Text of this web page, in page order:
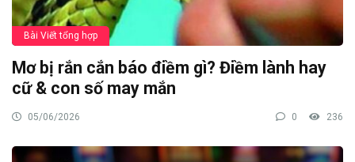
Bài Viết tổng hợp
Mơ bị rắn cắn báo điềm gì? Điềm lành hay
cữ & con số may mắn
05/06/2026 0 236